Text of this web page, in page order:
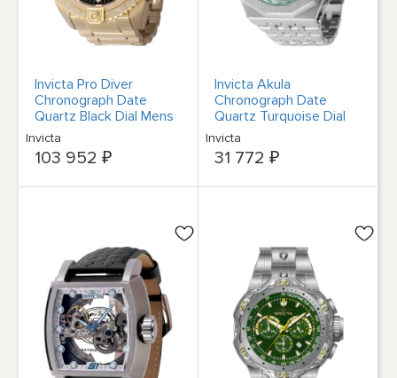
Invicta Pro Diver
Chronograph Date
Quartz Black Dial Mens
Watch 45767
Invicta
103 952 ₽
Invicta Akula
Chronograph Date
Quartz Turquoise Dial
Mens Watch 47389
Invicta
31 772 ₽